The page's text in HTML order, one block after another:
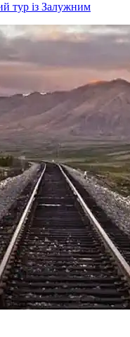
тур із Залужним